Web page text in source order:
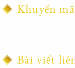
Khuyến
Bài viết